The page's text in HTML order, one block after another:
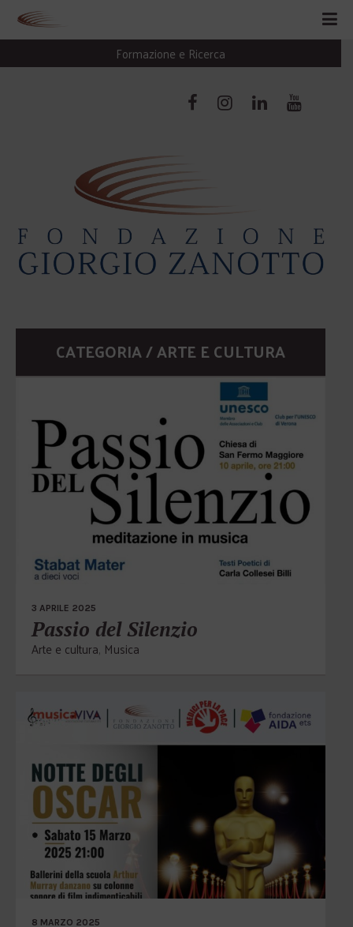
Formazione e Ricerca
CATEGORIA / ARTE E CULTURA
3 APRILE 2025
Passio del Silenzio
Arte e cultura, Musica
8 MARZO 2025